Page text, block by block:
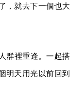
，就去下一個也大
群裡重逢。一起搭
明天用光以前回到